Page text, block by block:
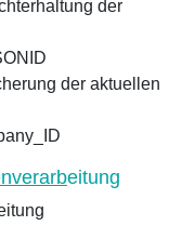
der
der aktuellen
eitung